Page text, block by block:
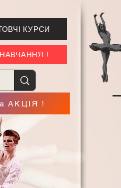
КУРСИ
АКЦІЯ !
НАВЧАННЯ !